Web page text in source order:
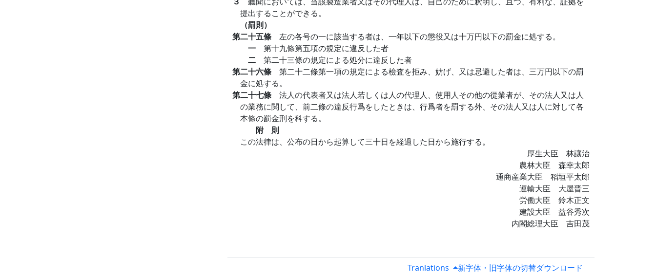
提出することができる。
（罰則）
第二十五條 左の各号の一に該当する者は、一年以下の懲役又は十万円以下の罰金に処する。
一 第十九條第五項の規定に違反した者
二 第二十三條の規定による処分に違反した者
第二十六條 第二十二條第一項の規定による檢査を拒み、妨げ、又は忌避した者は、三万円以下の罰
金に処する。
第二十七條 法人の代表者又は法人若しくは人の代理人、使用人その他の從業者が、その法人又は人
の業務に関して、前二條の違反行爲をしたときは、行爲者を罰する外、その法人又は人に対して各
本條の罰金刑を科する。
附 則
この法律は、公布の日から起算して三十日を経過した日から施行する。
厚生大臣 林讓治
農林大臣 森幸太郎
通商産業大臣 稻垣平太郎
運輸大臣 大屋晋三
労働大臣 鈴木正文
建設大臣 益谷秀次
内閣総理大臣 吉田茂
Tranlations 新字体・旧字体の切替ダウンロード